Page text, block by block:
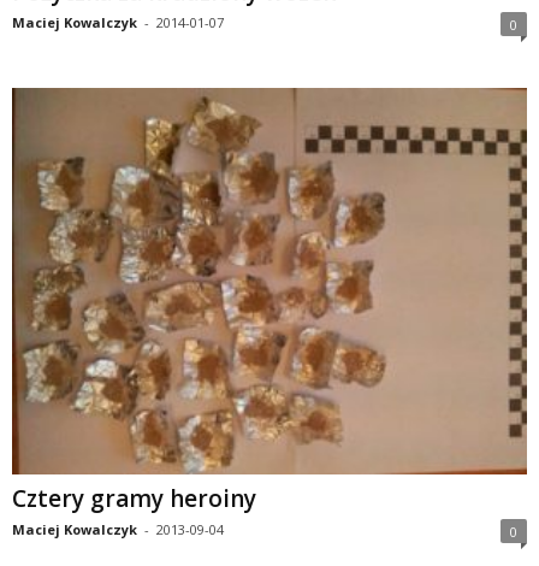
Maciej Kowalczyk - 2014-01-07 0
Cztery gramy heroiny
Maciej Kowalczyk - 2013-09-04 0